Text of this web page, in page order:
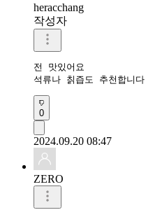
heracchang
작성자
전 맛있어요
석류나 칡즙도 추천합니다
0
2024.09.20 08:47
ZERO